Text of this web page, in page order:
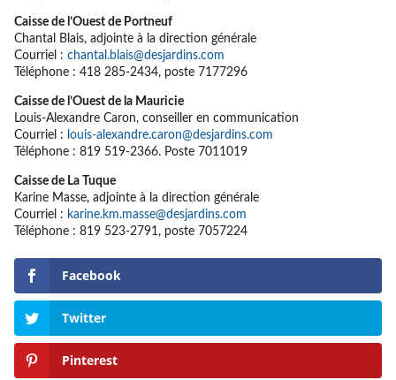
Caisse de l’Ouest de Portneuf
Chantal Blais, adjointe à la direction générale
Courriel : chantal.blais@desjardins.com
Téléphone : 418 285-2434, poste 7177296
Caisse de l’Ouest de la Mauricie
Louis-Alexandre Caron, conseiller en communication
Courriel : louis-alexandre.caron@desjardins.com
Téléphone : 819 519-2366. Poste 7011019
Caisse de La Tuque
Karine Masse, adjointe à la direction générale
Courriel : karine.km.masse@desjardins.com
Téléphone : 819 523-2791, poste 7057224
Facebook
Twitter
Pinterest